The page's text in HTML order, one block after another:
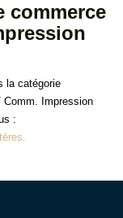
commerce
la catégorie
Comm. Impression
: